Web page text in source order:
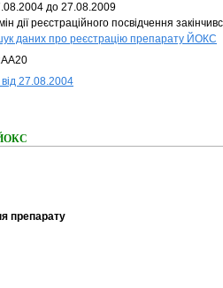
до 27.08.2009
дії реєстраційного посвідчення
даних про реєстрацію препарату ЙОКС
27.08.2004
ЙОКС
препарату